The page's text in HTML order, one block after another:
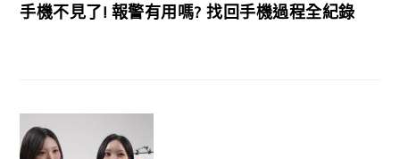
手機不見了! 報警有用嗎? 找回手機過程全紀錄